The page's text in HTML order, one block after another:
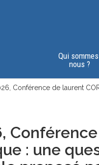
Qui
nous ?
Conférence de laurent
: une